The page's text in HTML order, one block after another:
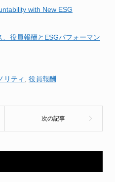
with New ESG
、役員報酬とESGパフォーマン
リティ 役員報酬